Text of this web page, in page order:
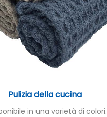
Pulizia della cucina
in una varietà di colori.